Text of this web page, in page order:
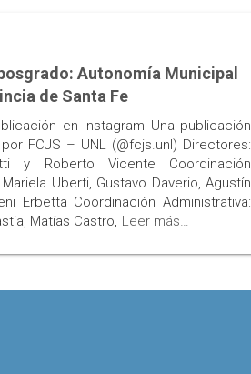
Autonomía Municipal
de Santa Fe
en Instagram Una publicación
FCJS – UNL (@fcjs.unl) Directores:
y Roberto Vicente Coordinación
Uberti, Gustavo Daverio, Agustín
Erbetta Coordinación Administrativa:
Matías Castro, Leer más…